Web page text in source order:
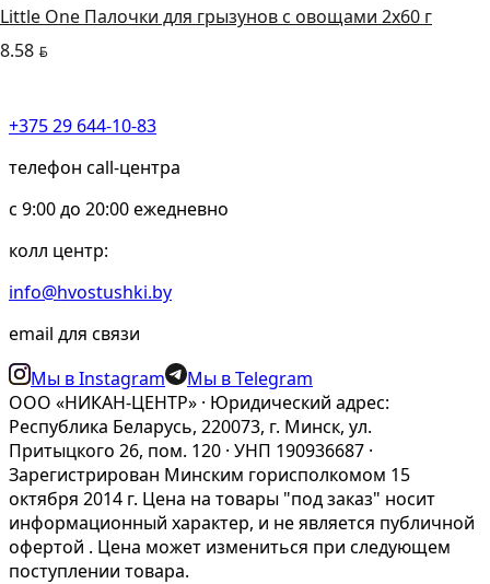
Little One Палочки для грызунов с овощами 2х60 г
8.58 BYN
+375 29 644-10-83
телефон call-центра
c 9:00 до 20:00 ежедневно
колл центр:
info@hvostushki.by
email для связи
Мы в Instagram
Мы в Telegram
ООО «НИКАН-ЦЕНТР» · Юридический адрес:
Республика Беларусь, 220073, г. Минск, ул.
Притыцкого 26, пом. 120 · УНП 190936687 ·
Зарегистрирован Минским горисполкомом 15
октября 2014 г. Цена на товары "под заказ" носит
информационный характер, и не является публичной
офертой . Цена может измениться при следующем
поступлении товара.